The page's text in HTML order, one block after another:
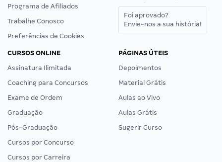
Programa de Afiliados
Trabalhe Conosco
Preferências de Cookies
Foi aprovado?
Envie-nos a sua história!
CURSOS ONLINE
Assinatura Ilimitada
Coaching para Concursos
Exame de Ordem
Graduação
Pós-Graduação
Cursos por Concurso
Cursos por Carreira
PÁGINAS ÚTEIS
Depoimentos
Material Grátis
Aulas ao Vivo
Aulas Grátis
Sugerir Curso